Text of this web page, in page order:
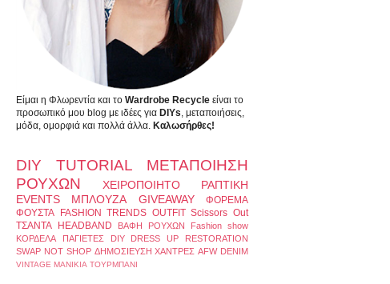
Είμαι η Φλωρεντία και το Wardrobe Recycle είναι το
προσωπικό μου blog με ιδέες για DIYs, μεταποιήσεις,
μόδα, ομορφιά και πολλά άλλα. Καλωσήρθες!
DIY TUTORIAL
ΜΕΤΑΠΟΙΗΣΗ
ΡΟΥΧΩΝ
ΧΕΙΡΟΠΟΙΗΤΟ
ΡΑΠΤΙΚΗ
EVENTS
ΜΠΛΟΥΖΑ GIVEAWAY
ΦΟΡΕΜΑ
ΦΟΥΣΤΑ
FASHION TRENDS OUTFIT Scissors Out
ΤΣΑΝΤΑ
HEADBAND ΒΑΦΗ ΡΟΥΧΩΝ
Fashion show
ΚΟΡΔΕΛΑ
ΠΑΓΙΕΤΕΣ DIY DRESS UP
RESTORATION
SWAP NOT SHOP ΔΗΜΟΣΙΕΥΣΗ ΧΑΝΤΡΕΣ AFW DENIM
VINTAGE ΜΑΝΙΚΙΑ ΤΟΥΡΜΠΑΝΙ